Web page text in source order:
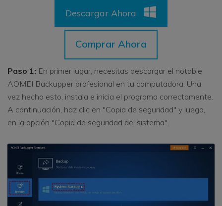
Descargar Ahora
Comprar Ahora
Paso 1: En primer lugar, necesitas descargar el notable
AOMEI Backupper profesional en tu computadora. Una
vez hecho esto, instala e inicia el programa correctamente.
A continuación, haz clic en "Copia de seguridad" y luego,
en la opción "Copia de seguridad del sistema".